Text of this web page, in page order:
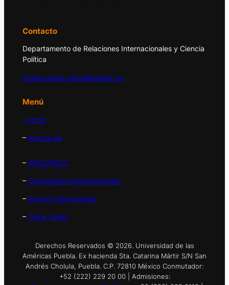
Contacto
Departamento de Relaciones Internacionales y Ciencia
Política
observatorio.global@udlap.mx
Menú
– Inicio
– Acerca de
– APEC/PECC
– Organismos Internacionales
– Prensa Internacional
– Think Tanks
Derechos Reservados © 2026. Universidad de las
Américas Puebla. Ex hacienda Sta. Catarina Mártir S/N San
Andrés Cholula, Puebla. C.P. 72810 México Conmutador:
+52 (222) 229 20 00 | Admisiones: